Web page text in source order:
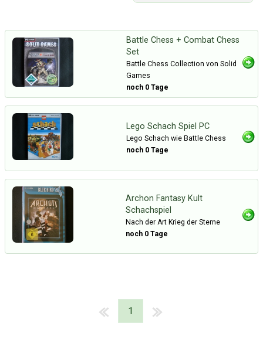
Battle Chess + Combat Chess
Set
Battle Chess Collection von Solid
Games
noch 0 Tage
Lego Schach Spiel PC
Lego Schach wie Battle Chess
noch 0 Tage
Archon Fantasy Kult
Schachspiel
Nach der Art Krieg der Sterne
noch 0 Tage
1